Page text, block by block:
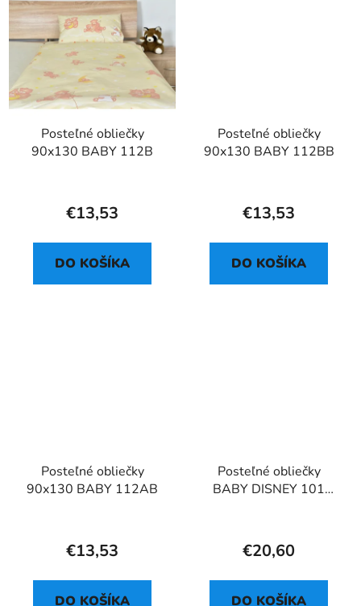
Posteľné obliečky
90x130 BABY 112B
€13,53
DO KOŠÍKA
Posteľné obliečky
90x130 BABY 112BB
€13,53
DO KOŠÍKA
Posteľné obliečky
90x130 BABY 112AB
€13,53
DO KOŠÍKA
Posteľné obliečky
BABY DISNEY 101
€20,60
DO KOŠÍKA